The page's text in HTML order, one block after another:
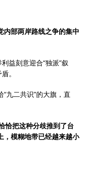
内部两岸路线之争的集中
益刻意迎合“独派”叙
。
九二共识”的大旗，直
恰把这种分歧推到了台
，模糊地带已经越来越小